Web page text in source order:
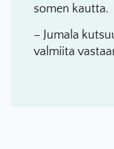
somen kautta.
– Jumala
valmiita